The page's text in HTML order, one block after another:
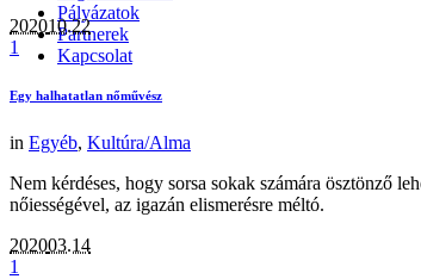
Pályázatok
Partnerek
Kapcsolat
202010.22
1
Egy halhatatlan nőművész
in Egyéb, Kultúra/Alma
Nem kérdéses, hogy sorsa sokak számára ösztönző
nőiességével, az igazán elismerésre méltó.
202003.14
1